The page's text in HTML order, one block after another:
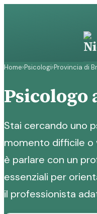
Home›Psicologi›Provincia di
Psicologo
Stai cercando uno
momento difficile o
è parlare con un
essenziali per
il professionista